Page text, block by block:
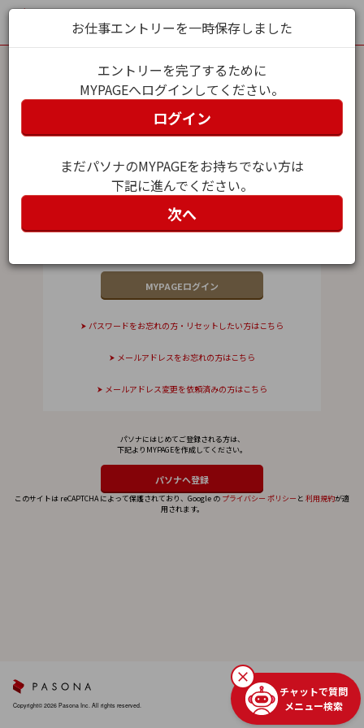
MYPAGEログイン
パスワード
パスワードをお忘れの方・リセットしたい方はこちら
メールアドレスをお忘れの方はこちら
メールアドレス変更を依頼済みの方はこちら
パソナにはじめてご登録される方は、
下記よりMYPAGEを作成してください。
このサイトは reCAPTCHA によって保護されており、Google の プライバシー ポリシー と 利用規約が適
用されます。
お仕事エントリーを一時保存しました
エントリーを完了するために
MYPAGEへログインしてください。
ログイン
まだパソナのMYPAGEをお持ちでない方は
下記に進んでください。
次へ
Copyright© 2026 Pasona Inc. All rights reserved.
チャットで質問
メニュー検索